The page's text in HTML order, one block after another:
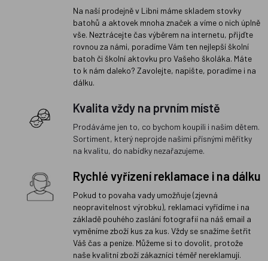
Na naší prodejně v Libni máme skladem stovky
batohů a aktovek mnoha značek a víme o nich úplně
vše. Neztrácejte čas výběrem na internetu, přijďte
rovnou za námi, poradíme Vám ten nejlepší školní
batoh či školní aktovku pro Vašeho školáka. Máte
to k nám daleko? Zavolejte, napište, poradíme i na
dálku.
Kvalita vždy na prvním místě
Prodáváme jen to, co bychom koupili i našim dětem.
Sortiment, který neprojde našimi přísnými měřítky
na kvalitu, do nabídky nezařazujeme.
Rychlé vyřízení reklamace i na dálku
Pokud to povaha vady umožňuje (zjevná
neopravitelnost výrobku), reklamaci vyřídíme i na
základě pouhého zaslání fotografií na náš email a
vyměníme zboží kus za kus. Vždy se snažíme šetřit
Váš čas a peníze. Můžeme si to dovolit, protože
naše kvalitní zboží zákazníci téměř nereklamují.